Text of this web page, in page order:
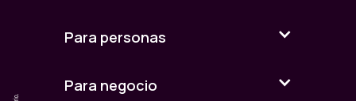
Para personas
Para negocio